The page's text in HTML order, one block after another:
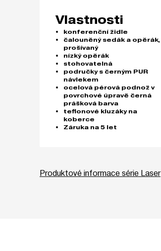
Vlastnosti
konferenční židle
čalouněný sedák a opěrák,
prošívaný
nízký opěrák
stohovatelná
područky s černým PUR
návlekem
ocelová pérová podnož v
povrchové úpravě černá
prášková barva
teflonové kluzáky na
koberce
Záruka na 5 let
Produktové informace série Laser